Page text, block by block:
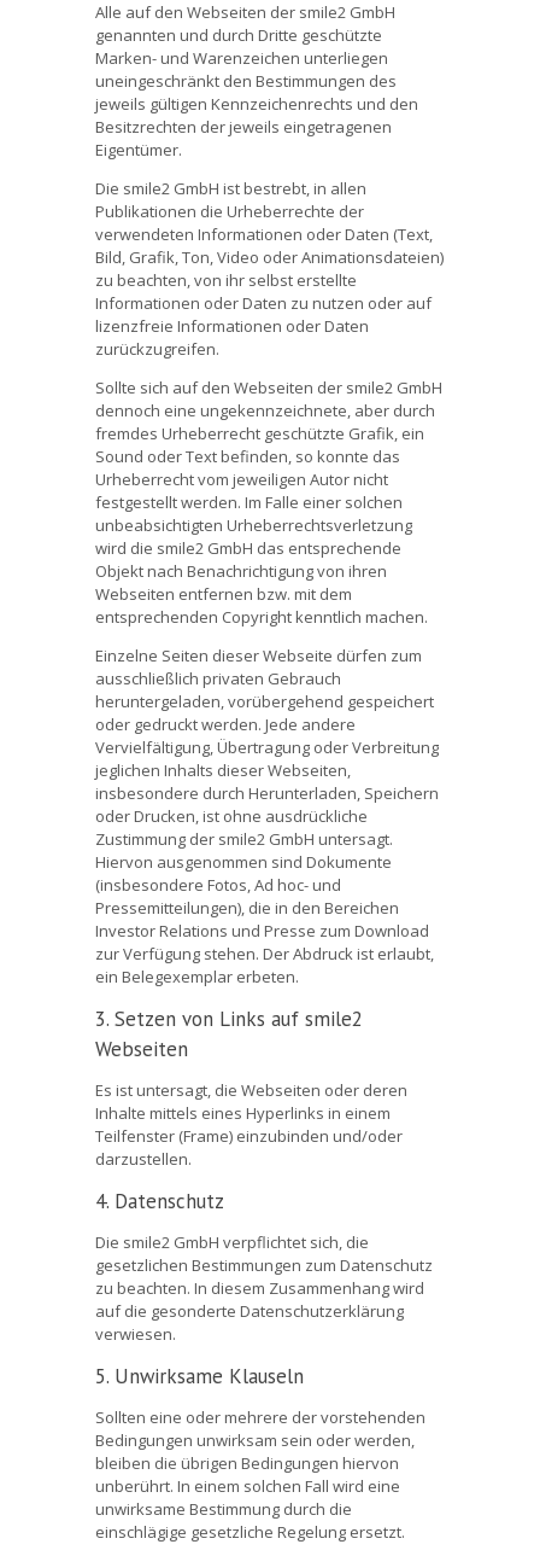
Alle auf den Webseiten der smile2 GmbH
genannten und durch Dritte geschützte
Marken- und Warenzeichen unterliegen
uneingeschränkt den Bestimmungen des
jeweils gültigen Kennzeichenrechts und den
Besitzrechten der jeweils eingetragenen
Eigentümer.
Die smile2 GmbH ist bestrebt, in allen
Publikationen die Urheberrechte der
verwendeten Informationen oder Daten (Text,
Bild, Grafik, Ton, Video oder Animationsdateien)
zu beachten, von ihr selbst erstellte
Informationen oder Daten zu nutzen oder auf
lizenzfreie Informationen oder Daten
zurückzugreifen.
Sollte sich auf den Webseiten der smile2 GmbH
dennoch eine ungekennzeichnete, aber durch
fremdes Urheberrecht geschützte Grafik, ein
Sound oder Text befinden, so konnte das
Urheberrecht vom jeweiligen Autor nicht
festgestellt werden. Im Falle einer solchen
unbeabsichtigten Urheberrechtsverletzung
wird die smile2 GmbH das entsprechende
Objekt nach Benachrichtigung von ihren
Webseiten entfernen bzw. mit dem
entsprechenden Copyright kenntlich machen.
Einzelne Seiten dieser Webseite dürfen zum
ausschließlich privaten Gebrauch
heruntergeladen, vorübergehend gespeichert
oder gedruckt werden. Jede andere
Vervielfältigung, Übertragung oder Verbreitung
jeglichen Inhalts dieser Webseiten,
insbesondere durch Herunterladen, Speichern
oder Drucken, ist ohne ausdrückliche
Zustimmung der smile2 GmbH untersagt.
Hiervon ausgenommen sind Dokumente
(insbesondere Fotos, Ad hoc- und
Pressemitteilungen), die in den Bereichen
Investor Relations und Presse zum Download
zur Verfügung stehen. Der Abdruck ist erlaubt,
ein Belegexemplar erbeten.
3. Setzen von Links auf smile2
Webseiten
Es ist untersagt, die Webseiten oder deren
Inhalte mittels eines Hyperlinks in einem
Teilfenster (Frame) einzubinden und/oder
darzustellen.
4. Datenschutz
Die smile2 GmbH verpflichtet sich, die
gesetzlichen Bestimmungen zum Datenschutz
zu beachten. In diesem Zusammenhang wird
auf die gesonderte Datenschutzerklärung
verwiesen.
5. Unwirksame Klauseln
Sollten eine oder mehrere der vorstehenden
Bedingungen unwirksam sein oder werden,
bleiben die übrigen Bedingungen hiervon
unberührt. In einem solchen Fall wird eine
unwirksame Bestimmung durch die
einschlägige gesetzliche Regelung ersetzt.